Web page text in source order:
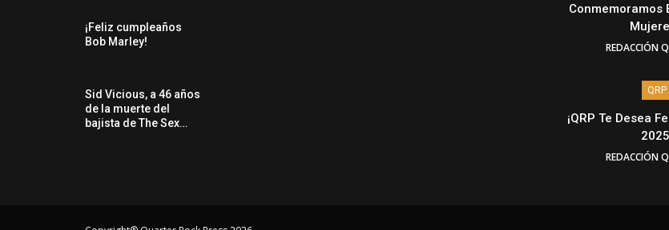
¡Feliz cumpleaños
Bob Marley!
Sid Vicious, a 46 años
de la muerte del
bajista de The Sex…
Conmemoramos
REDACCIÓN
QRP
¡QRP Te Desea
REDACCIÓN